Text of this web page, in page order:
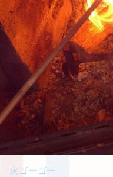
火ゴーゴー